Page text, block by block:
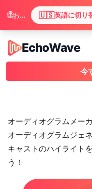
EchoWave
EchoWave
今
オーディオグラムメー
オーディオグラムジェ
キャストのハイライト
う！
🌐 お使いのブラウザは英語を優先しているようです。英語でコンテンツを表示しますか？ 🇺🇸英語に切り